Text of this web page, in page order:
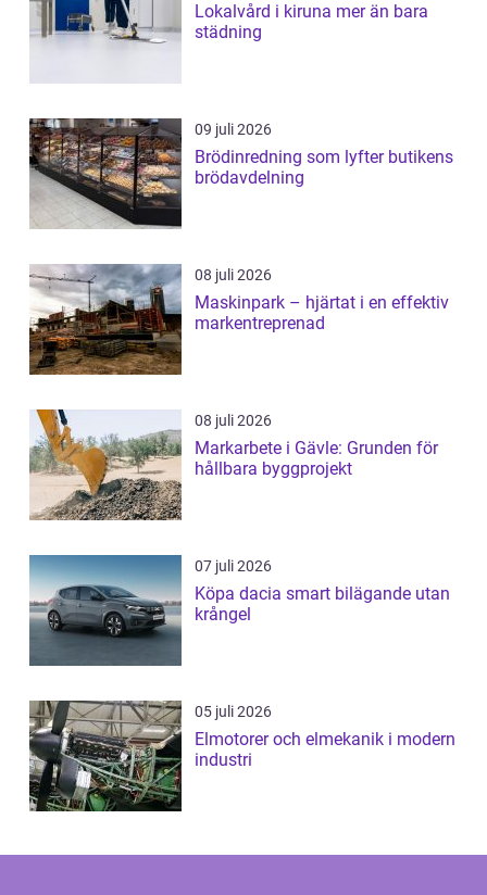
Lokalvård i kiruna mer än bara
städning
09 juli 2026
Brödinredning som lyfter butikens
brödavdelning
08 juli 2026
Maskinpark – hjärtat i en effektiv
markentreprenad
08 juli 2026
Markarbete i Gävle: Grunden för
hållbara byggprojekt
07 juli 2026
Köpa dacia smart bilägande utan
krångel
05 juli 2026
Elmotorer och elmekanik i modern
industri